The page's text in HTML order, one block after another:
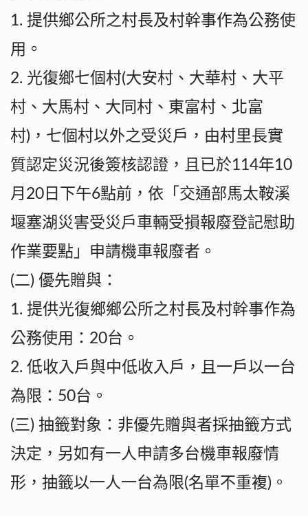
1. 提供鄉公所之村長及村幹事作為公務使
用。
2. 光復鄉七個村(大安村、大華村、大平
村、大馬村、大同村、東富村、北富
村)，七個村以外之受災戶，由村里長實
質認定災況後簽核認證，且已於114年10
月20日下午6點前，依「交通部馬太鞍溪
堰塞湖災害受災戶車輛受損報廢登記慰助
作業要點」申請機車報廢者。
(二) 優先贈與：
1. 提供光復鄉鄉公所之村長及村幹事作為
公務使用：20台。
2. 低收入戶與中低收入戶，且一戶以一台
為限：50台。
(三) 抽籤對象：非優先贈與者採抽籤方式
決定，另如有一人申請多台機車報廢情
形，抽籤以一人一台為限(名單不重複)。